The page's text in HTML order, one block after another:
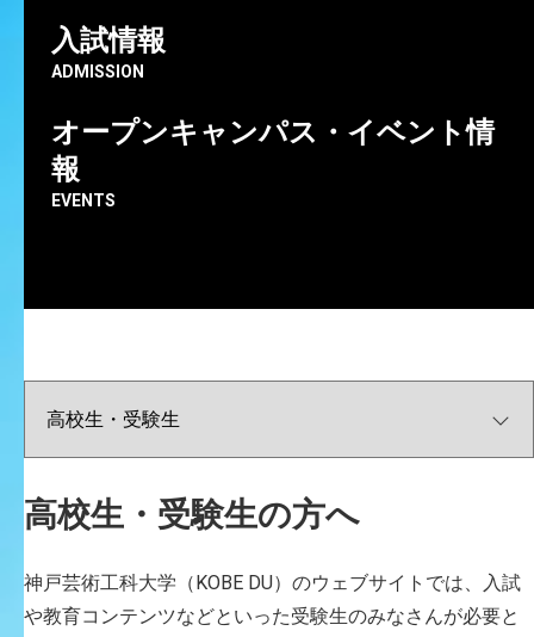
入試情報
ADMISSION
オープンキャンパス・イベント情
報
EVENTS
高校生・受験生の方へ
神戸芸術工科大学（KOBE DU）のウェブサイトでは、入試
や教育コンテンツなどといった受験生のみなさんが必要と
方は、下記の手順に従って、期日までに申請してくださ
い。申請内容に基づき本学が対応を検討し、病気や負
お、必ずしもすべてのご希望に対応できるとは限りませ
んので、あらかじめご了承ください。
「申請から受験上の配慮決定までの流れ」「試験日ごと
要項「神戸芸術工科大学 2027 年度入学試験 受験上の
神戸芸術工科大学 入学試験 受験上の配慮申請書